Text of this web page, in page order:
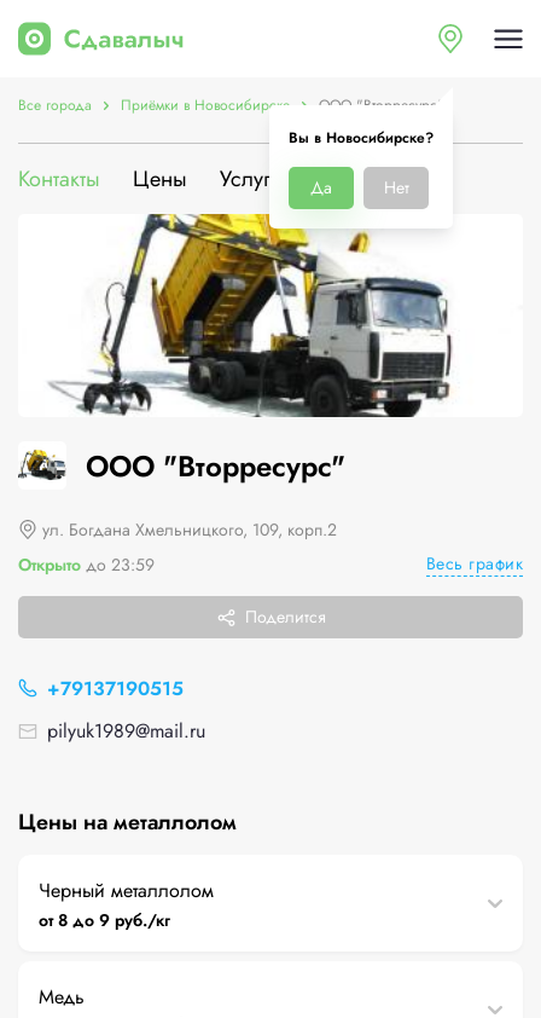
Вы в Новосибирске?
Да Нет
Все города Приёмки в Новосибирске ООО "Вторресурс"
Контакты Цены Услуги О компании
ООО "Вторресурс"
ул. Богдана Хмельницкого, 109, корп.2
Открыто до 23:59 Весь график
Поделится
+79137190515
pilyuk1989@mail.ru
Цены на металлолом
Черный металлолом
от 8 до 9 руб./кг
Медь